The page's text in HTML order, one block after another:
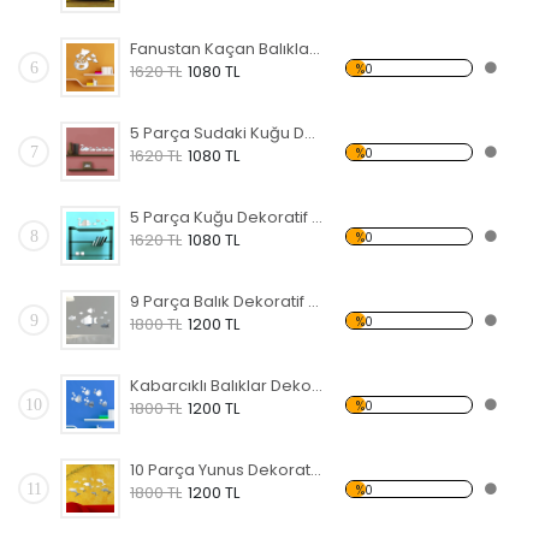
6
Fanustan Kaçan Balıklar Dekoratif Kırılmaz Ayna
1620 TL 1080 TL %0
7
5 Parça Sudaki Kuğu Dekoratif Kırılmaz Ayna
1620 TL 1080 TL %0
8
5 Parça Kuğu Dekoratif Kırılmaz Ayna
1620 TL 1080 TL %0
9
9 Parça Balık Dekoratif Kırılmaz Ayna
1800 TL 1200 TL %0
10
Kabarcıklı Balıklar Dekoratif Kırılmaz Ayna
1800 TL 1200 TL %0
11
10 Parça Yunus Dekoratif Kırılmaz Ayna
1800 TL 1200 TL %0